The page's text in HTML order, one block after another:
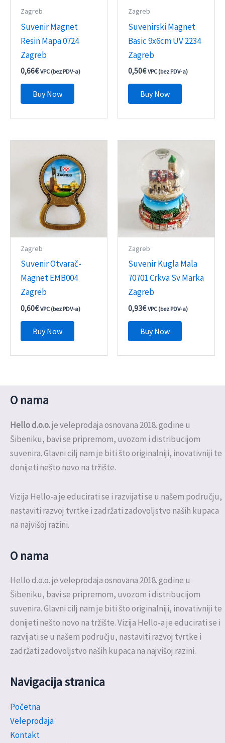
Zagreb
Suvenir Magnet
Resin Mapa 0724
Zagreb
0,66€ VPC (bez PDV-a)
Buy Now
Zagreb
Suvenirski Magnet
Basic 9x6cm UV 2234
Zagreb
0,50€ VPC (bez PDV-a)
Buy Now
Zagreb
Suvenir Otvarač-
Magnet EMB004
Zagreb
0,60€ VPC (bez PDV-a)
Buy Now
Zagreb
Suvenir Kugla Mala
70701 Crkva Sv Marka
Zagreb
0,93€ VPC (bez PDV-a)
Buy Now
O nama
Hello d.o.o.je veleprodaja osnovana 2018. godine u
Šibeniku, bavi se pripremom, uvozom i distribucijom
suvenira. Glavni cilj nam je biti što originalniji, inovativniji te
donijeti nešto novo na tržište.
Vizija Hello-a je educirati se i razvijati se u našem području,
nastaviti razvoj tvrtke i zadržati zadovoljstvo naših kupaca
na najvišoj razini.
O nama
Hello d.o.o. je veleprodaja osnovana 2018. godine u
Šibeniku, bavi se pripremom, uvozom i distribucijom
suvenira. Glavni cilj nam je biti što originalniji, inovativniji te
donijeti nešto novo na tržište. Vizija Hello-a je educirati se i
razvijati se u našem području, nastaviti razvoj tvrtke i
zadržati zadovoljstvo naših kupaca na najvišoj razini.
Navigacija stranica
Početna
Veleprodaja
Kontakt